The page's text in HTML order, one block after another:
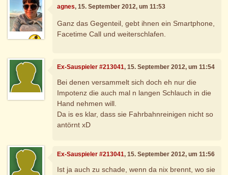
agnes, 15. September 2012, um 11:53
Ganz das Gegenteil, gebt ihnen ein Smartphone,
Facetime Call und weiterschlafen.
Ex-Sauspieler #213041, 15. September 2012, um 11:54
Bei denen versammelt sich doch eh nur die
Impotenz die auch mal n langen Schlauch in die
Hand nehmen will.
Da is es klar, dass sie Fahrbahnreinigen nicht so
antörnt xD
Ex-Sauspieler #213041, 15. September 2012, um 11:56
Ist ja auch zu schade, wenn da nix brennt, wo sie